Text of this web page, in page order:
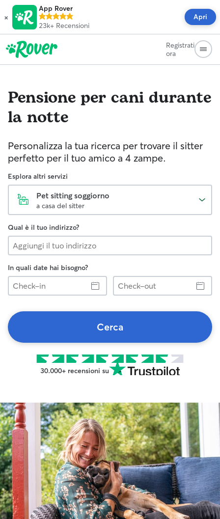
×
App Rover
23k+ Recensioni
Apri
Registrati
ora
Pensione per cani durante
la notte
Personalizza la tua ricerca per trovare il sitter
perfetto per il tuo amico a 4 zampe.
Esplora altri servizi
Pet sitting soggiorno
a casa del sitter
Qual è il tuo indirizzo?
In quali date hai bisogno?
Check-
Check-
out
Cerca
30.000+ recensioni su